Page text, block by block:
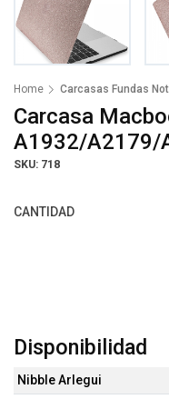
Home Carcasas Fundas
Carcasa
A1932/A2179/
SKU: 718
CANTIDAD
Disponibilidad
Nibble Arlegui